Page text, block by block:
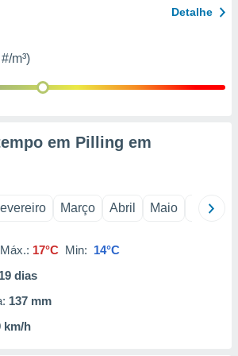
Detalhe
m³)
em Pilling em
Março Abril Maio Junho
Máx.: 17°C Min: 14°C
19 dias
137 mm
km/h